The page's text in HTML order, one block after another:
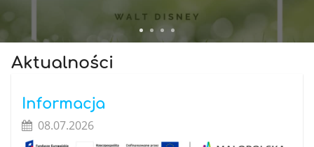
Aktualności
Informacja
08.07.2026